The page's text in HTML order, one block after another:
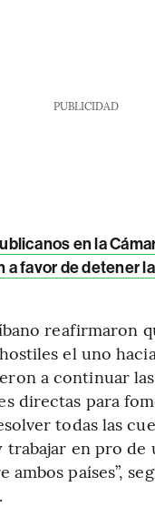
PUBLICIDAD
en la
a favor de detener
reafirmaron
el uno
a continuar las
directas para
todas las
trabajar en pro de
países”,